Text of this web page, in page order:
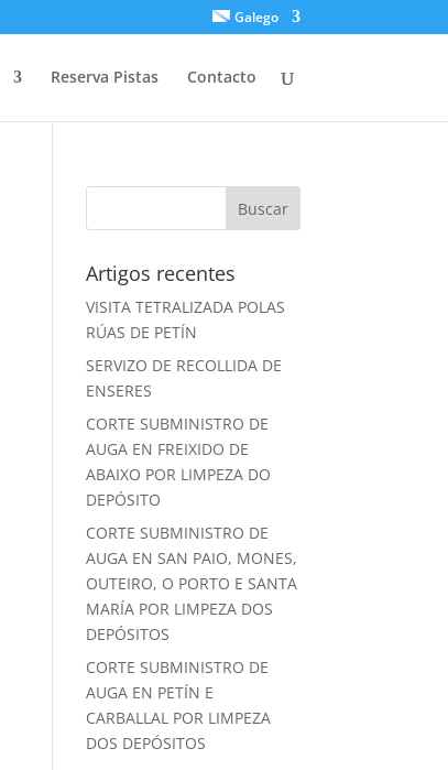
Galego
Reserva Pistas Contacto
Artigos recentes
VISITA TETRALIZADA POLAS
RÚAS DE PETÍN
SERVIZO DE RECOLLIDA DE
ENSERES
CORTE SUBMINISTRO DE
AUGA EN FREIXIDO DE
ABAIXO POR LIMPEZA DO
DEPÓSITO
CORTE SUBMINISTRO DE
AUGA EN SAN PAIO, MONES,
OUTEIRO, O PORTO E SANTA
MARÍA POR LIMPEZA DOS
DEPÓSITOS
CORTE SUBMINISTRO DE
AUGA EN PETÍN E
CARBALLAL POR LIMPEZA
DOS DEPÓSITOS